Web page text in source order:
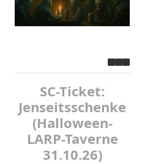
SC-Ticket:
Jenseitsschenke
(Halloween-
LARP-Taverne
31.10.26)